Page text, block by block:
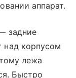
аппарат.
задние
корпусом
лежа
Быстро